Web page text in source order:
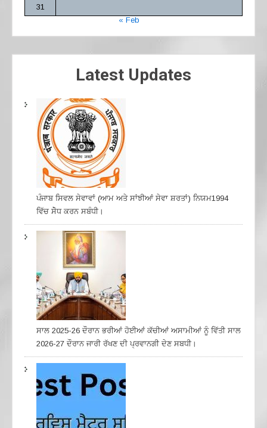
31
« Feb
Latest Updates
ਪੰਜਾਬ ਸਿਵਲ ਸੇਵਾਵਾਂ (ਆਮ ਅਤੇ ਸਾਂਝੀਆਂ ਸੇਵਾ ਸ਼ਰਤਾਂ) ਨਿਯਮ1994
ਵਿੱਚ ਸੇੋਧ ਕਰਨ ਸਬੰਧੀ।
ਸਾਲ 2025-26 ਦੌਰਾਨ ਭਰੀਆਂ ਹੋਈਆਂ ਕੱਚੀਆਂ ਅਸਾਮੀਆਂ ਨੂੰ ਵਿੱਤੀ ਸਾਲ
2026-27 ਦੌਰਾਨ ਜਾਰੀ ਰੱਖਣ ਦੀ ਪ੍ਰਵਾਨਗੀ ਦੇਣ ਸਬਧੀ।